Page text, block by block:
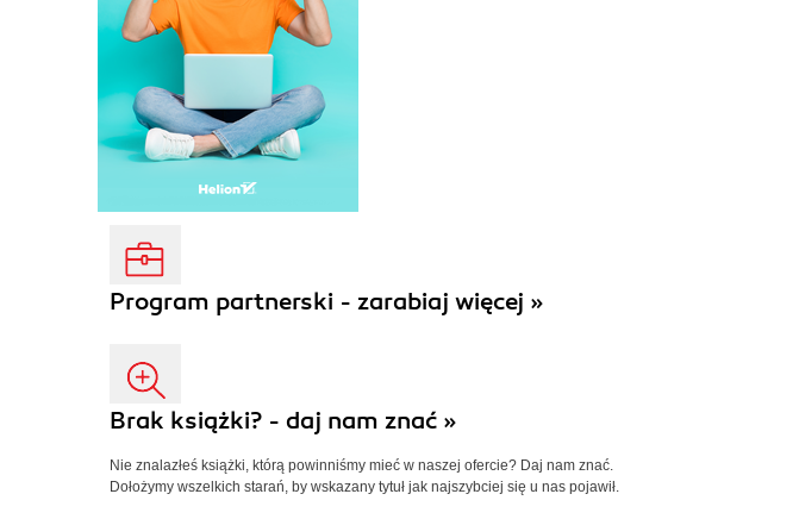
Program partnerski - zarabiaj więcej »
Brak książki? - daj nam znać »
Nie znalazłeś książki, którą powinniśmy mieć w naszej ofercie? Daj nam znać.
Dołożymy wszelkich starań, by wskazany tytuł jak najszybciej się u nas pojawił.